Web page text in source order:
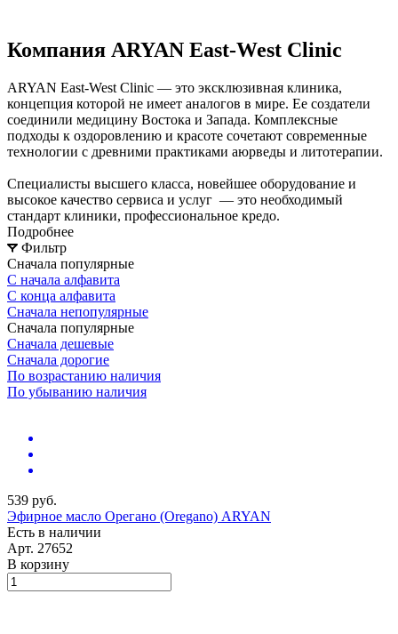
Компания ARYAN East-West Clinic
ARYAN East-West Clinic — это эксклюзивная клиника,
концепция которой не имеет аналогов в мире. Ее создатели
соединили медицину Востока и Запада. Комплексные
подходы к оздоровлению и красоте сочетают современные
технологии с древними практиками аюрведы и литотерапии.
Специалисты высшего класса, новейшее оборудование и
высокое качество сервиса и услуг — это необходимый
стандарт клиники, профессиональное кредо.
Подробнее
Фильтр
Сначала популярные
С начала алфавита
С конца алфавита
Сначала непопулярные
Сначала популярные
Сначала дешевые
Сначала дорогие
По возрастанию наличия
По убыванию наличия
539 руб.
Эфирное масло Орегано (Oregano) ARYAN
Есть в наличии
Арт. 27652
В корзину